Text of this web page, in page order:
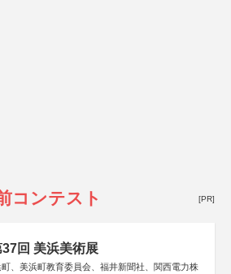
コンテスト [PR]
回 美浜美術展
、美浜町教育委員会、福井新聞社、関西電力株